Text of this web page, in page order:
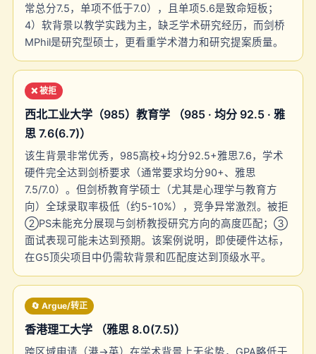
常总分7.5，单项不低于7.0），且单项5.6是致命短板；
4）软背景以教学实践为主，缺乏学术研究经历，而剑桥
MPhil是研究型硕士，更看重学术潜力和研究提案质量。
❌ 被拒
西北工业大学（985）教育学 （985 · 均分 92.5 · 雅
思 7.6(6.7)）
该生背景非常优秀，985高校+均分92.5+雅思7.6，学术
硬件完全达到剑桥要求（通常要求均分90+、雅思
7.5/7.0）。但剑桥教育学硕士（尤其是心理学与教育方
向）全球录取率极低（约5-10%），竞争异常激烈。被拒
②PS未能充分展现与剑桥教授研究方向的高度匹配；③
面试表现可能未达到预期。该案例说明，即使硬件达标，
在G5顶尖项目中仍需软背景和匹配度达到顶级水平。
🔄 Argue/转正
香港理工大学 （雅思 8.0(7.5)）